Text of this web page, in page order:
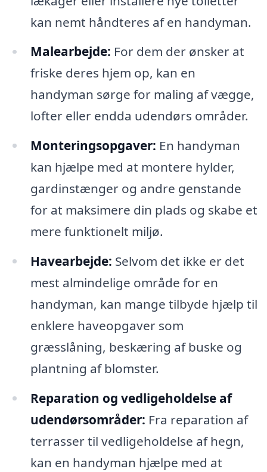
kan nemt håndteres af en handyman.
Malearbejde: For dem der ønsker at
friske deres hjem op, kan en
handyman sørge for maling af vægge,
lofter eller endda udendørs områder.
Monteringsopgaver: En handyman
kan hjælpe med at montere hylder,
gardinstænger og andre genstande
for at maksimere din plads og skabe et
mere funktionelt miljø.
Havearbejde: Selvom det ikke er det
mest almindelige område for en
handyman, kan mange tilbyde hjælp til
enklere haveopgaver som
græsslåning, beskæring af buske og
plantning af blomster.
Reparation og vedligeholdelse af
udendørsområder: Fra reparation af
terrasser til vedligeholdelse af hegn,
kan en handyman hjælpe med at